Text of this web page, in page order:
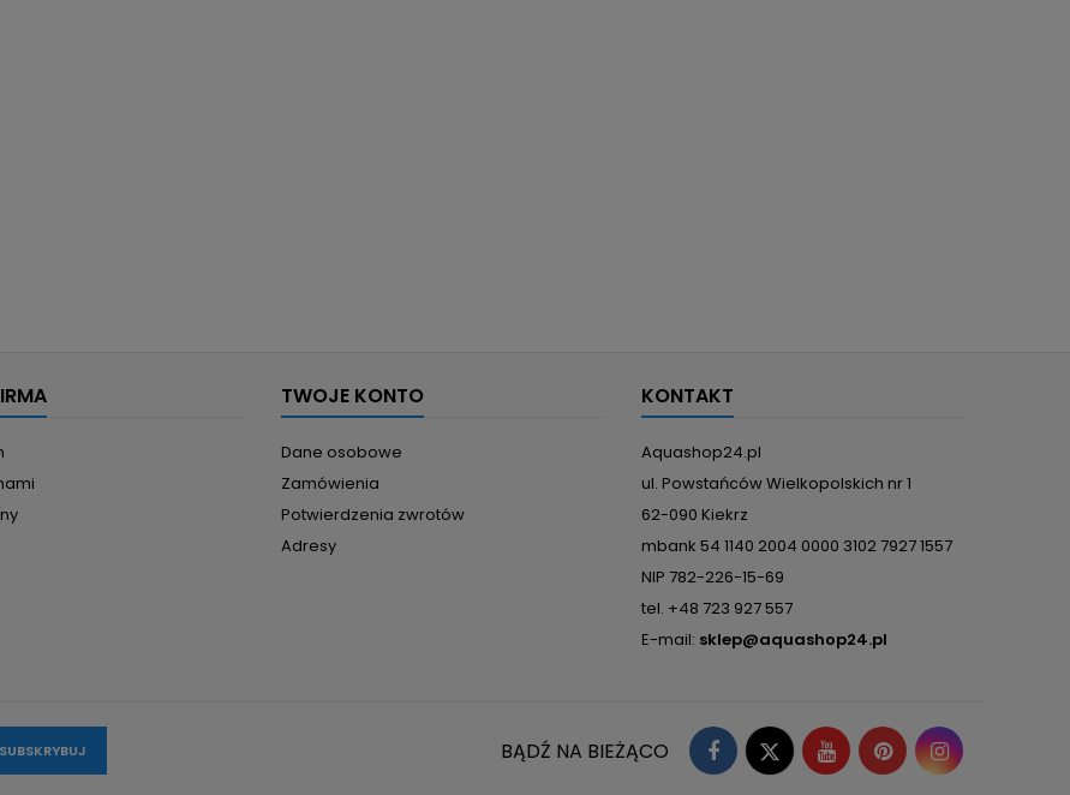
TWOJE KONTO
Dane osobowe
Zamówienia
Potwierdzenia zwrotów
Adresy
KONTAKT
Aquashop24.pl
ul. Powstańców Wielkopolskich nr 1
62-090 Kiekrz
mbank 54 1140 2004 0000 3102 7927 1557
NIP 782-226-15-69
tel. +48 723 927 557
E-mail: sklep@aquashop24.pl
Facebook
TwitterYouTubePinterestInstagram
BĄDŹ NA BIEŻĄCO